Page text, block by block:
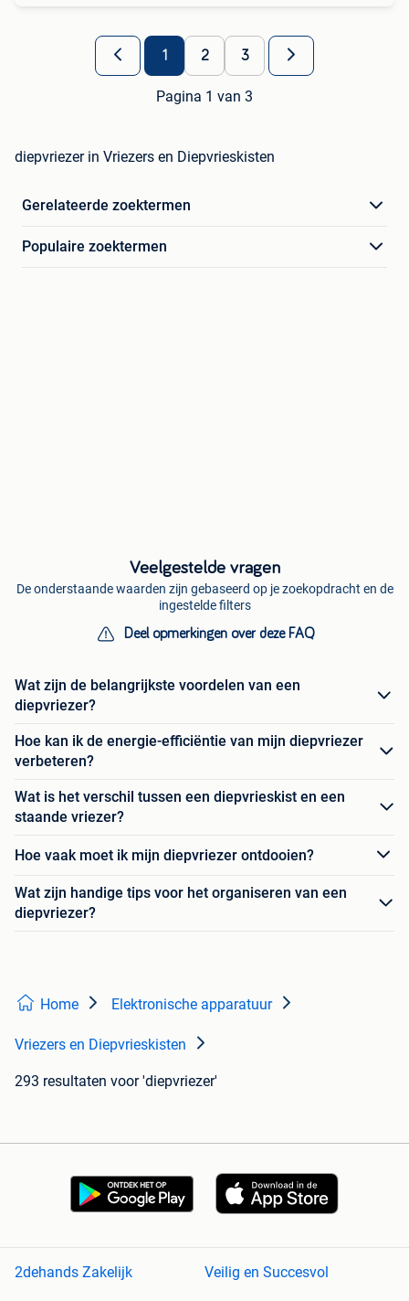
1 2 3
Pagina 1 van 3
diepvriezer in Vriezers en Diepvrieskisten
Gerelateerde zoektermen
Populaire zoektermen
Veelgestelde vragen
De onderstaande waarden zijn gebaseerd op je zoekopdracht en de
ingestelde filters
Deel opmerkingen over deze FAQ
Wat zijn de belangrijkste voordelen van een
diepvriezer?
Hoe kan ik de energie-efficiëntie van mijn diepvriezer
verbeteren?
Wat is het verschil tussen een diepvrieskist en een
staande vriezer?
Hoe vaak moet ik mijn diepvriezer ontdooien?
Wat zijn handige tips voor het organiseren van een
diepvriezer?
Home Elektronische apparatuur
Vriezers en Diepvrieskisten
293 resultaten voor 'diepvriezer'
2dehands Zakelijk
Veilig en Succesvol